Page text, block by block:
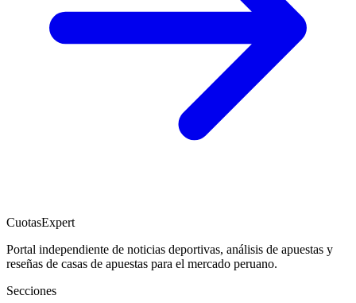
CuotasExpert
Portal independiente de noticias deportivas, análisis de apuestas y
reseñas de casas de apuestas para el mercado peruano.
Secciones